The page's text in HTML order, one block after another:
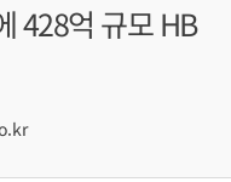
428억 규모 HB